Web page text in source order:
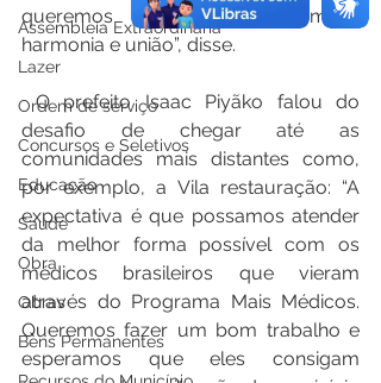
Assembleia Extraordinária
Lazer
Ordem de serviço
Concursos e Seletivos
Educação
Saúde
Obra
Obras
Bens Permanentes
queremos trabalhar com muita
harmonia e união”, disse.
O prefeito Isaac Piyãko falou do
desafio de chegar até as
comunidades mais distantes como,
por exemplo, a Vila restauração: “A
expectativa é que possamos atender
da melhor forma possível com os
médicos brasileiros que vieram
através do Programa Mais Médicos.
Queremos fazer um bom trabalho e
esperamos que eles consigam